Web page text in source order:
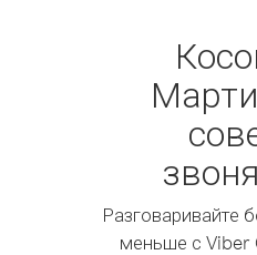
Разговаривайте
меньше с Viber